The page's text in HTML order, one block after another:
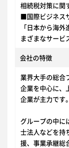
相続税対策に関
■国際ビジネス
「日本から海
まざまなサービ
会社の特徴
業界大手の総合
企業を中心に、
企業が主力です。
グループの中に
士法人などを持
援、事業承継総